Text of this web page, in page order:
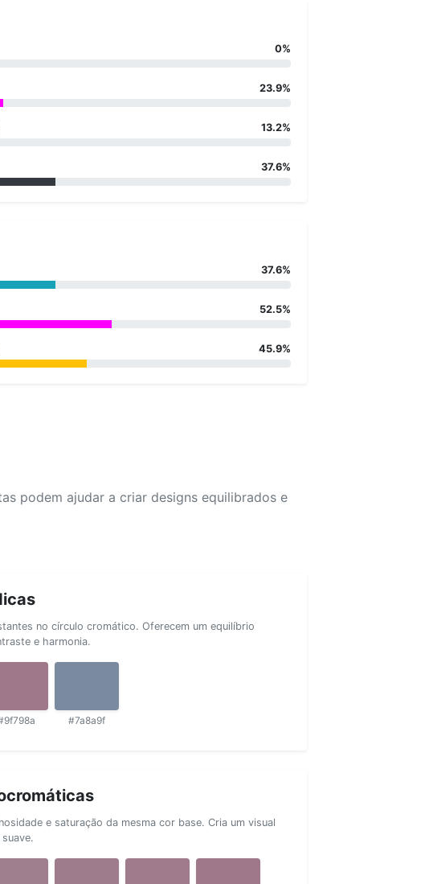
0%
23.9%
13.2%
37.6%
37.6%
52.5%
45.9%
podem ajudar a criar designs equilibrados e
no círculo cromático. Oferecem um equilíbrio
e harmonia.
#7a8a9f
e saturação da mesma cor base. Cria um visual